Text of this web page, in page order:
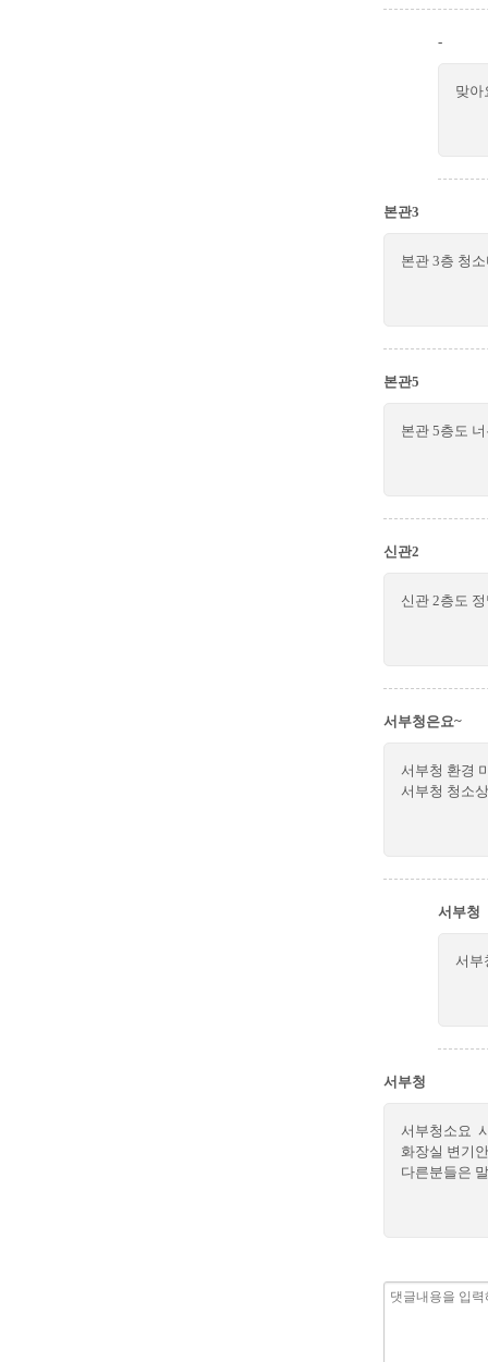
-
맞아
본관3
본관 3층 청
본관5
본관 5층도
신관2
신관 2층도
서부청은요~
서부청 환경
서부청 청소
서부청
서부
서부청
서부청소요
화장실 변기
다른분들은